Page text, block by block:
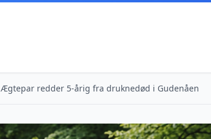
Ægtepar redder 5-årig fra druknedød i Gudenåen